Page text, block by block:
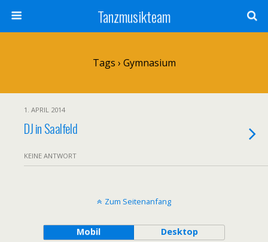
Tanzmusikteam
Tags › Gymnasium
1. APRIL 2014
DJ in Saalfeld
KEINE ANTWORT
Zum Seitenanfang
Mobil Desktop